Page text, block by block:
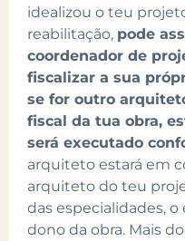
idealizou o teu
reabilitação, pode
coordenador de
fiscalizar a sua
se for outro
fiscal da tua obra,
será executado
arquiteto estará em
arquiteto do teu
das especialidades,
dono da obra. Mais